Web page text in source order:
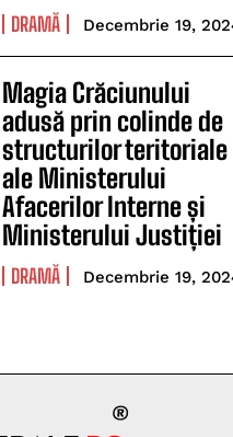
DRAMĂ Decembrie 19,
Magia Crăciunului
adusă prin colinde de
structurilor teritoriale
ale Ministerului
Afacerilor Interne și
Ministerului Justiției
DRAMĂ Decembrie 19,